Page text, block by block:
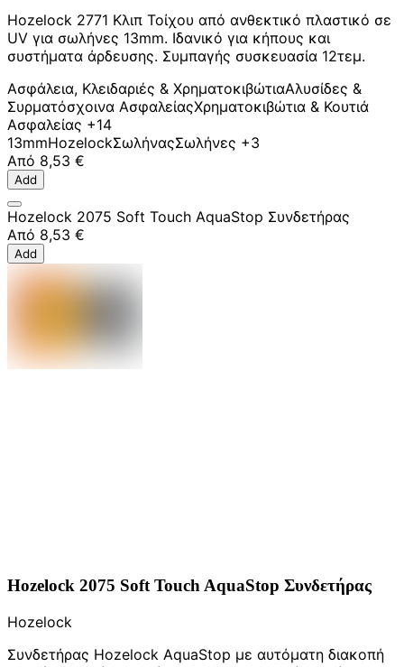
Hozelock 2771 Κλιπ Τοίχου από ανθεκτικό πλαστικό σε
UV για σωλήνες 13mm. Ιδανικό για κήπους και
συστήματα άρδευσης. Συμπαγής συσκευασία 12τεμ.
Ασφάλεια, Κλειδαριές & ΧρηματοκιβώτιαΑλυσίδες &
Συρματόσχοινα ΑσφαλείαςΧρηματοκιβώτια & Κουτιά
Ασφαλείας +14
13mmHozelockΣωλήναςΣωλήνες +3
Από 8,53 €
Add
Hozelock 2075 Soft Touch AquaStop Συνδετήρας
Από 8,53 €
Add
Hozelock 2075 Soft Touch AquaStop Συνδετήρας
Hozelock
Συνδετήρας Hozelock AquaStop με αυτόματη διακοπή